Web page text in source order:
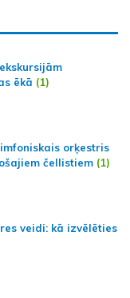
ēkā (1)
orķestris
čellistiem (1)
veidi: kā izvēlēties